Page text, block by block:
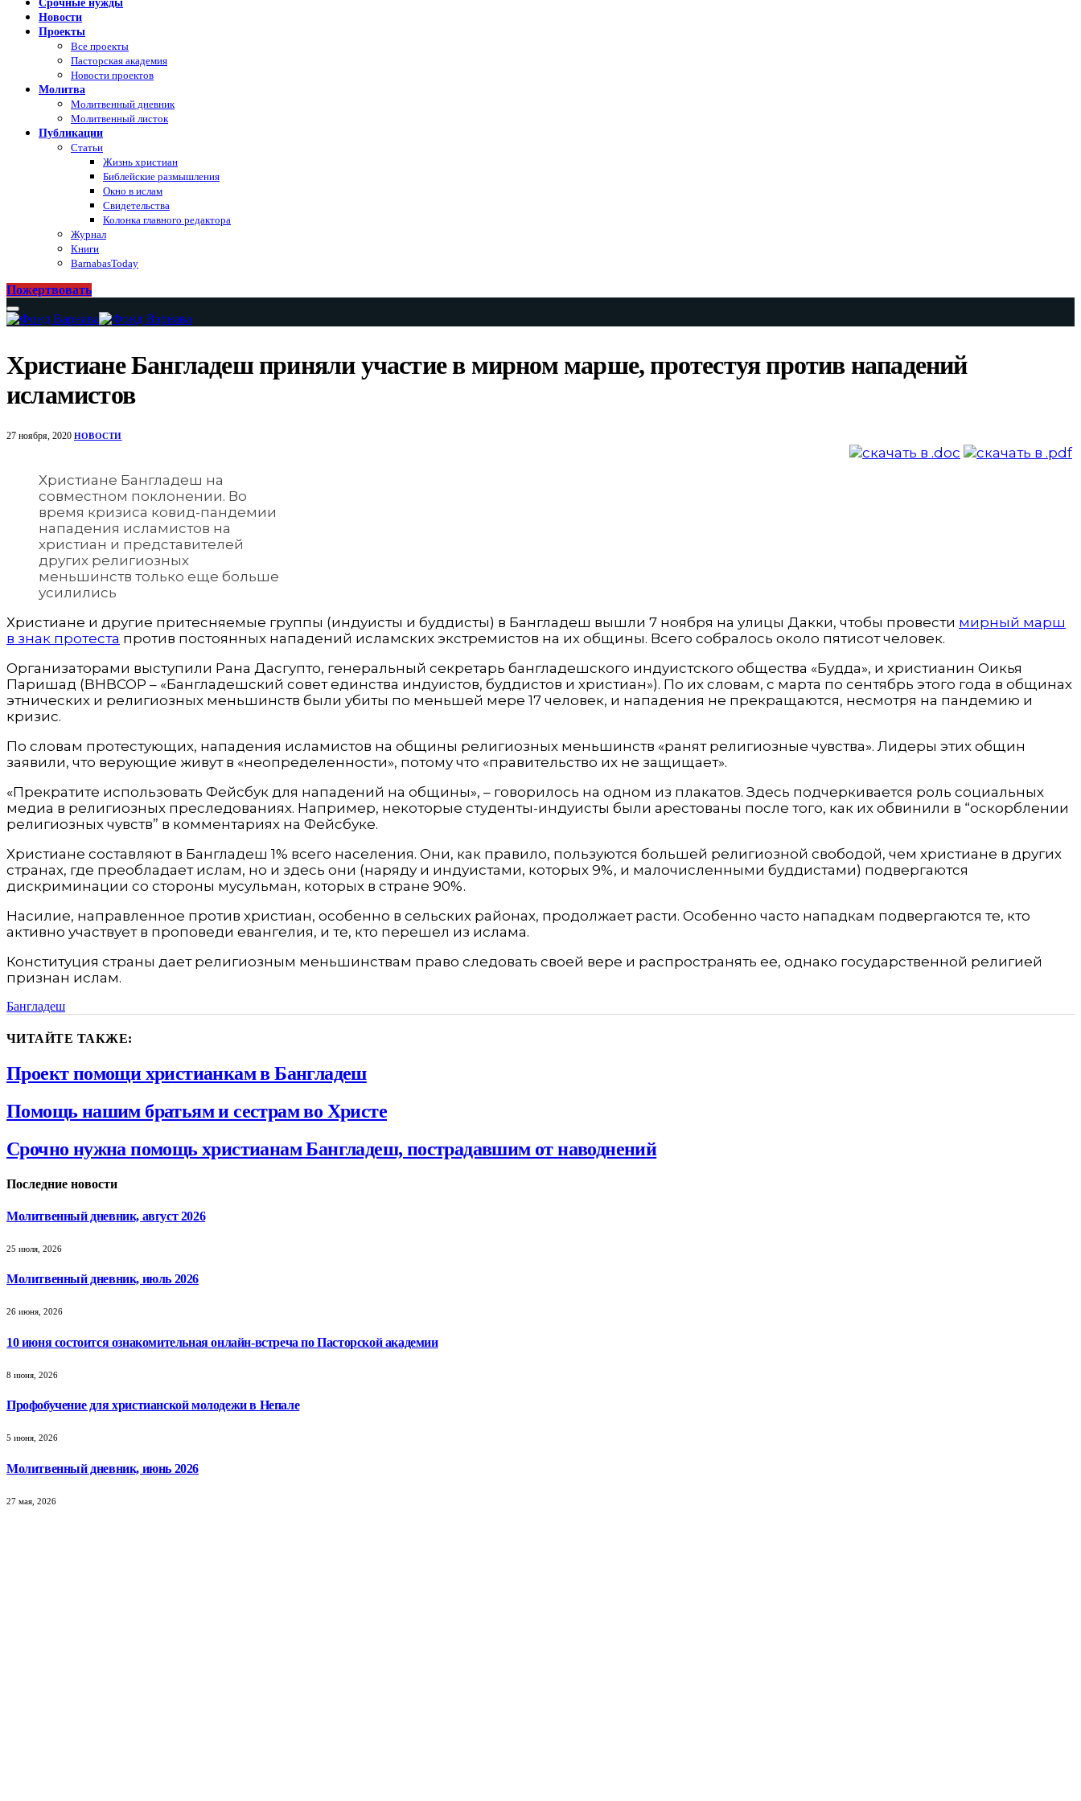
Срочные нужды
Новости
Проекты
Все проекты
Пасторская академия
Новости проектов
Молитва
Молитвенный дневник
Молитвенный листок
Публикации
Статьи
Жизнь христиан
Библейские размышления
Окно в ислам
Свидетельства
Колонка главного редактора
Журнал
Книги
BarnabasToday
Пожертвовать
Христиане Бангладеш приняли участие в мирном марше, протестуя против нападений
исламистов
27 ноября, 2020 НОВОСТИ
Христиане Бангладеш на
совместном поклонении. Во
время кризиса ковид-пандемии
нападения исламистов на
христиан и представителей
других религиозных
меньшинств только еще больше
усилились
Христиане и другие притесняемые группы (индуисты и буддисты) в Бангладеш вышли 7 ноября на улицы Дакки, чтобы провести мирный марш
в знак протеста против постоянных нападений исламских экстремистов на их общины. Всего собралось около пятисот человек.
Организаторами выступили Рана Дасгупто, генеральный секретарь бангладешского индуистского общества «Будда», и христианин Оикья
Паришад (BHBCOP – «Бангладешский совет единства индуистов, буддистов и христиан»). По их словам, с марта по сентябрь этого года в общинах
этнических и религиозных меньшинств были убиты по меньшей мере 17 человек, и нападения не прекращаются, несмотря на пандемию и
кризис.
По словам протестующих, нападения исламистов на общины религиозных меньшинств «ранят религиозные чувства». Лидеры этих общин
заявили, что верующие живут в «неопределенности», потому что «правительство их не защищает».
«Прекратите использовать Фейсбук для нападений на общины», – говорилось на одном из плакатов. Здесь подчеркивается роль социальных
медиа в религиозных преследованиях. Например, некоторые студенты-индуисты были арестованы после того, как их обвинили в “оскорблении
религиозных чувств” в комментариях на Фейсбуке.
Христиане составляют в Бангладеш 1% всего населения. Они, как правило, пользуются большей религиозной свободой, чем христиане в других
странах, где преобладает ислам, но и здесь они (наряду и индуистами, которых 9%, и малочисленными буддистами) подвергаются
дискриминации со стороны мусульман, которых в стране 90%.
Насилие, направленное против христиан, особенно в сельских районах, продолжает расти. Особенно часто нападкам подвергаются те, кто
активно участвует в проповеди евангелия, и те, кто перешел из ислама.
Конституция страны дает религиозным меньшинствам право следовать своей вере и распространять ее, однако государственной религией
признан ислам.
Бангладеш
ЧИТАЙТЕ ТАКЖЕ:
Проект помощи христианкам в Бангладеш
Помощь нашим братьям и сестрам во Христе
Срочно нужна помощь христианам Бангладеш, пострадавшим от наводнений
Последние новости
Молитвенный дневник, август 2026
25 июля, 2026
Молитвенный дневник, июль 2026
26 июня, 2026
10 июня состоится ознакомительная онлайн-встреча по Пасторской академии
8 июня, 2026
Профобучение для христианской молодежи в Непале
5 июня, 2026
Молитвенный дневник, июнь 2026
27 мая, 2026